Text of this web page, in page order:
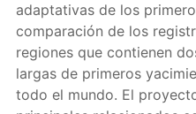
adaptativas de los
comparación de los
regiones que contienen
largas de primeros
todo el mundo. El